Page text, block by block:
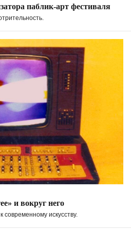
паблик-арт фестиваля
и вокруг него
современному искусству.